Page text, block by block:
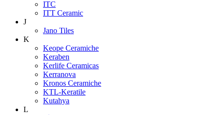
ITC
ITT Ceramic
J
Jano Tiles
K
Keope Ceramiche
Keraben
Kerlife Ceramicas
Kerranova
Kronos Ceramiche
KTL-Keratile
Kutahya
L